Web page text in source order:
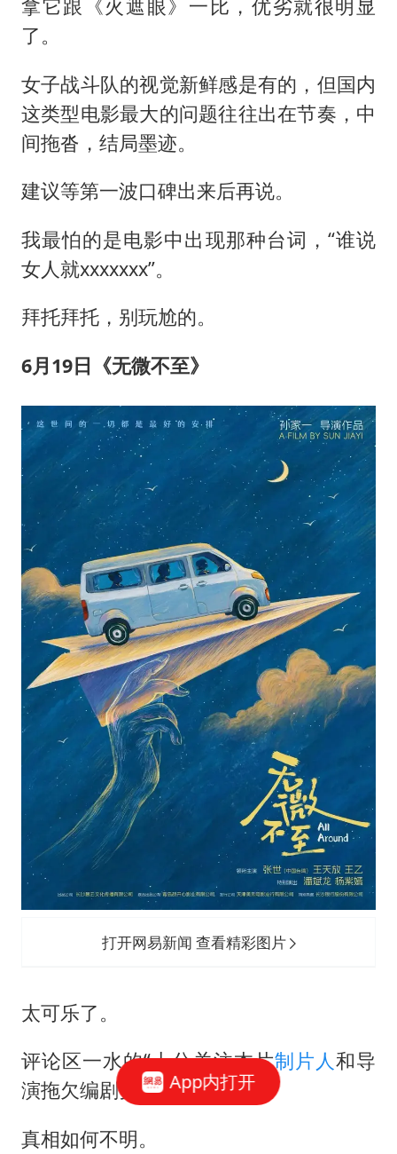
拿它跟《火遮眼》一比，优劣就很明显
了。
女子战斗队的视觉新鲜感是有的，但国内
这类型电影最大的问题往往出在节奏，中
间拖沓，结局墨迹。
建议等第一波口碑出来后再说。
我最怕的是电影中出现那种台词，“谁说
女人就xxxxxxx”。
拜托拜托，别玩尬的。
6月19日《无微不至》
打开网易新闻 查看精彩图片
太可乐了。
评论区一水的“十分关注本片制片人和导
演拖欠编剧费的事情”
真相如何不明。
App内打开